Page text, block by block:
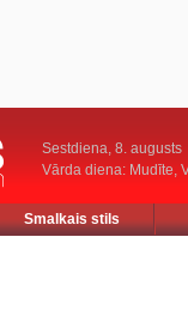
Sestdiena, 8. augusts
Vārda diena: Mudīte,
Smalkais stils